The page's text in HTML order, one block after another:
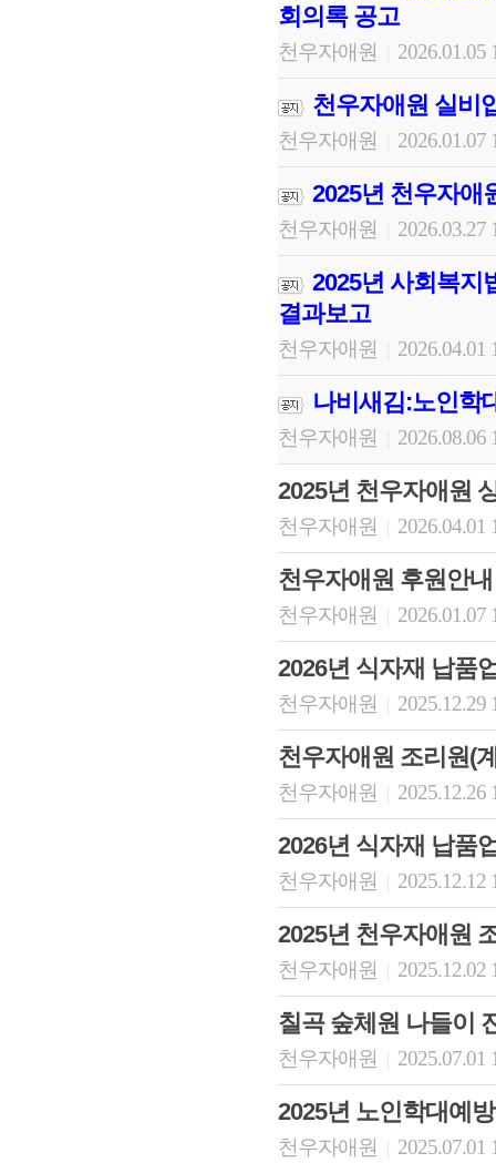
회의록 공고
천우자애원 2026.01.05
천우자애원 실비
천우자애원 2026.01.07
2025년 천우자애
천우자애원 2026.03.27
2025년 사회복지
결과보고
천우자애원 2026.04.01
나비새김:노인학
천우자애원 2026.08.06
2025년 천우자애원
천우자애원 2026.04.01
천우자애원 후원안내
천우자애원 2026.01.07
2026년 식자재 납품
천우자애원 2025.12.29
천우자애원 조리원(
천우자애원 2025.12.26
2026년 식자재 납품
천우자애원 2025.12.12
2025년 천우자애원
천우자애원 2025.12.02
칠곡 숲체원 나들이
천우자애원 2025.07.01
2025년 노인학대예
천우자애원 2025.07.01